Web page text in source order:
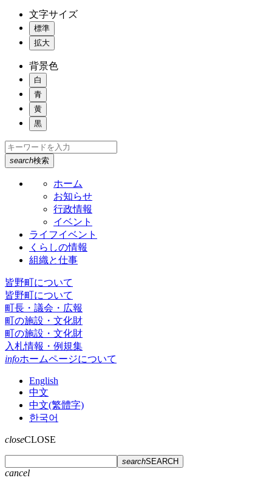
文字サイズ
標準
拡大
背景色
白
青
黄
黒
search検索
ホーム
お知らせ
行政情報
イベント
ライフイベント
くらしの情報
組織と仕事
皆野町について
皆野町について
町長・議会・広報
町の施設・文化財
町の施設・文化財
入札情報・例規集
infoホームページについて
English
中文
中文(繁體字)
한국어
closeCLOSE
searchSEARCH
cancel